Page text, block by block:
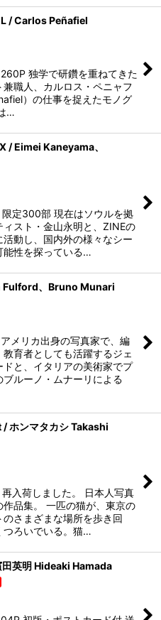
/ Carlos Peñafiel
独学で研鑽を重ねてきた
職人、カルロス・ペニャフ
）の仕事を捉えたモノグ
…
/ Eimei Kaneyama、
定300部 現在はソウルを拠
ィスト・金山永明と、ZINEの
動し、国内外の様々なシー
能性を探っている…
Fulford、Bruno Munari
メリカ出身の写真家で、編
育者としても活躍するジェ
ドと、イタリアの美術家でプ
ブルーノ・ムナーリによる
ホンマタカシ Takashi
入荷しました。 日本人写真
品集。 一匹の猫が、東京の
さまざまな場所を歩き回
つろいでいる。猫…
英明 Hideaki Hamada